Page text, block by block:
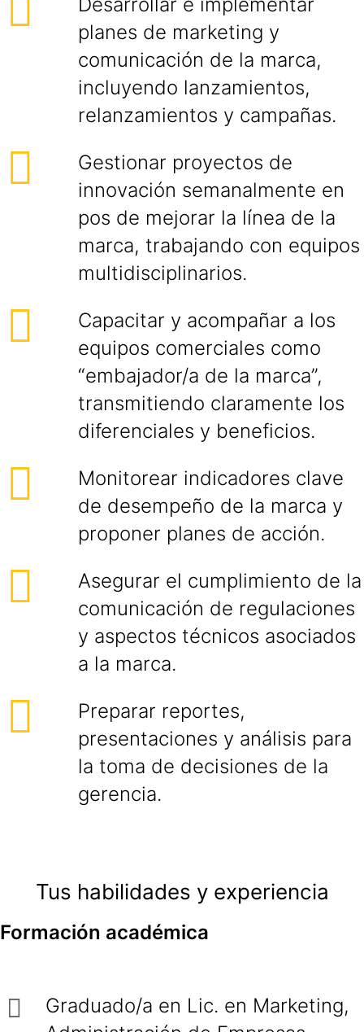
planes de marketing y
comunicación de la marca,
incluyendo lanzamientos,
relanzamientos y campañas.
Gestionar proyectos de
innovación semanalmente en
pos de mejorar la línea de la
marca, trabajando con equipos
multidisciplinarios.
Capacitar y acompañar a los
equipos comerciales como
“embajador/a de la marca”,
transmitiendo claramente los
diferenciales y beneficios.
Monitorear indicadores clave
de desempeño de la marca y
proponer planes de acción.
Asegurar el cumplimiento de la
comunicación de regulaciones
y aspectos técnicos asociados
a la marca.
Preparar reportes,
presentaciones y análisis para
la toma de decisiones de la
gerencia.
Tus habilidades y experiencia
Formación académica
Graduado/a en Lic. en Marketing,